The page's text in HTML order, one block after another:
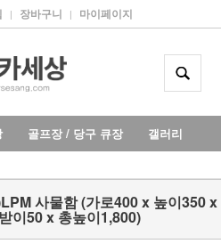
| 장바구니 | 마이페이지
골프장 / 당구 큐장 갤러리
사물함 (가로400 x 높이350 x
이50 x 총높이1,800)